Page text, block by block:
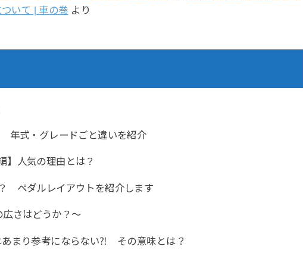
いて | 車の巻 より
式・グレードごと違いを紹介
人気の理由とは？
ペダルレイアウトを紹介します
さはどうか？～
まり参考にならない⁈ その意味とは？